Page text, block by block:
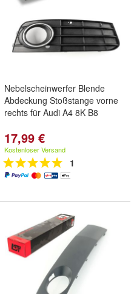
Nebelscheinwerfer Blende
Abdeckung Stoßstange vorne
rechts für Audi A4 8K B8
17,99 €
Kostenloser Versand
1